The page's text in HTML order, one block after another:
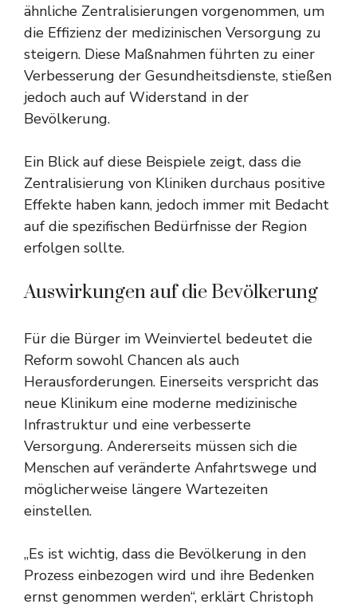
ähnliche Zentralisierungen vorgenommen, um
die Effizienz der medizinischen Versorgung zu
steigern. Diese Maßnahmen führten zu einer
Verbesserung der Gesundheitsdienste, stießen
jedoch auch auf Widerstand in der
Bevölkerung.
Ein Blick auf diese Beispiele zeigt, dass die
Zentralisierung von Kliniken durchaus positive
Effekte haben kann, jedoch immer mit Bedacht
auf die spezifischen Bedürfnisse der Region
erfolgen sollte.
Auswirkungen auf die Bevölkerung
Für die Bürger im Weinviertel bedeutet die
Reform sowohl Chancen als auch
Herausforderungen. Einerseits verspricht das
neue Klinikum eine moderne medizinische
Infrastruktur und eine verbesserte
Versorgung. Andererseits müssen sich die
Menschen auf veränderte Anfahrtswege und
möglicherweise längere Wartezeiten
einstellen.
„Es ist wichtig, dass die Bevölkerung in den
Prozess einbezogen wird und ihre Bedenken
ernst genommen werden“, erklärt Christoph